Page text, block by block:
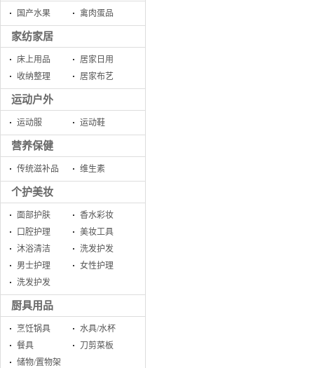
国产水果 禽肉蛋品
家纺家居
床上用品
居家日用
收纳整理
居家布艺
运动户外
运动服 运动鞋
营养保健
传统滋补品 维生素
个护美妆
面部护肤
香水彩妆
口腔护理
美妆工具
沐浴清洁
洗发护发
男士护理
女性护理
洗发护发
厨具用品
烹饪锅具
水具/水杯
餐具
刀剪菜板
储物/置物架